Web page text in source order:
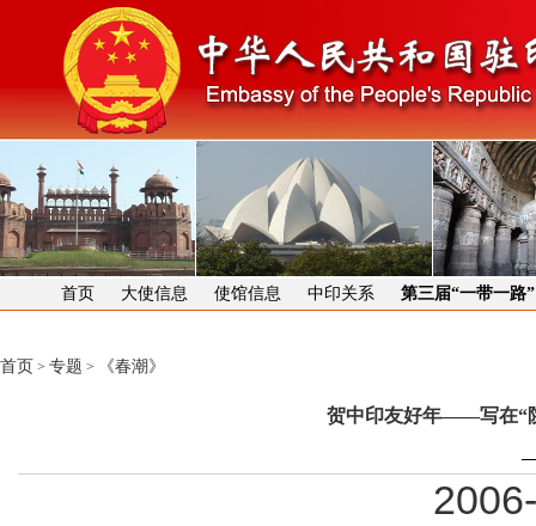
首页 大使信息 使馆信息 中印关系 第三届“一带一路
首页 > 专题 > 《春潮》
贺中印友好年——写在“